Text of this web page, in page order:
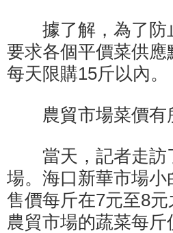
據了解，為了防
要求各個平價菜供
每天限購15斤以內。
農貿市場菜價有
當天，記者走訪
場。海口新華市場
售價每斤在7元至8
農貿市場的蔬菜每